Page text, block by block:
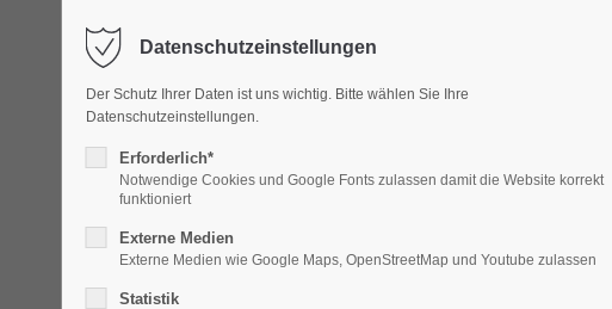
Support
Lorem ipsum dolor sit amet:
24h / 365days
San Francisco, CA 94102
Datenschutzeinstellungen
Der Schutz Ihrer Daten ist uns wichtig. Bitte wählen Sie Ihre
Datenschutzeinstellungen.
Erforderlich*
Notwendige Cookies und Google Fonts zulassen damit die Website korrekt
funktioniert
Externe Medien
Externe Medien wie Google Maps, OpenStreetMap und Youtube zulassen
Statistik